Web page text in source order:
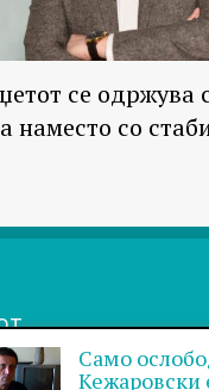
се одржува
наместо со
Само
Кежаровски